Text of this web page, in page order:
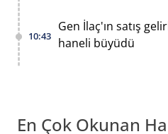
10:43
Gen İlaç'ın satış
haneli büyüdü
En Çok Okunan